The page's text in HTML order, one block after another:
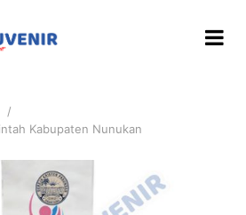
Kabupaten Nunukan